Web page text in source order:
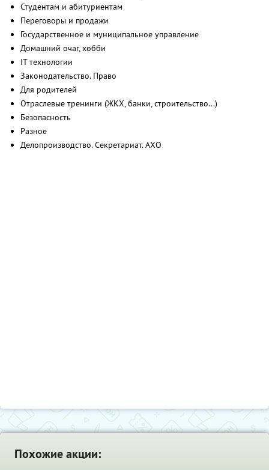
Студентам и абитуриентам
Переговоры и продажи
Государственное и муниципальное управление
Домашний очаг, хобби
IT технологии
Законодательство. Право
Для родителей
Отраслевые тренинги (ЖКХ, банки, строительство...)
Безопасность
Разное
Делопроизводство. Секретариат. АХО
Похожие акции: